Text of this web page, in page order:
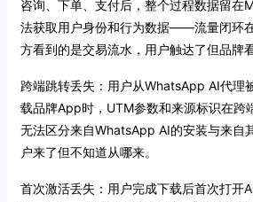
咨询、下单、支付后，整个过程数据留在
法获取用户身份和行为数据——流量闭环
方看到的是交易流水，用户触达了但品牌
跨端跳转丢失：用户从WhatsApp AI代理
载品牌App时，UTM参数和来源标识在跨
无法区分来自WhatsApp AI的安装与来
户来了但不知道从哪来。
首次激活丢失：用户完成下载后首次打开